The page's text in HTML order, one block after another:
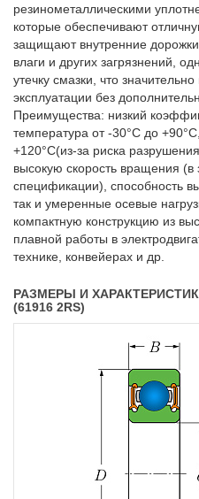
резинометаллическими
которые обеспечивают
защищают внутренние
влаги и других загрязнений,
утечку смазки, что
эксплуатации без
Преимущества: низкий
температура от -30°C до
+120°C(из-за риска
высокую скорость вращения (в
спецификации), способность
так и умеренные осевые
компактную конструкцию из
плавной работы в
технике, конвейерах и др.
РАЗМЕРЫ И
(61916 2RS)